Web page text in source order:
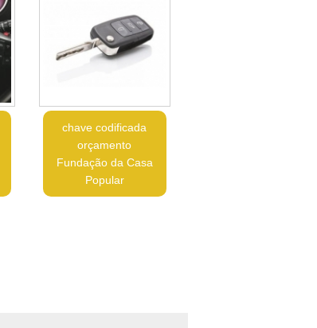
chave codificada
orçamento
Fundação da Casa
Popular